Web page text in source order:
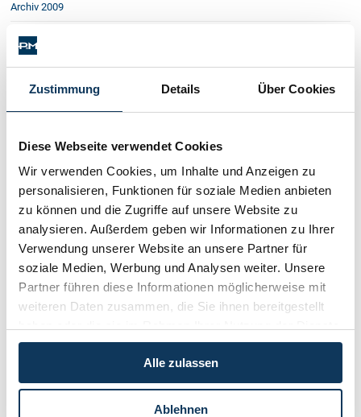
Zustimmung Details Über Cookies
Diese Webseite verwendet Cookies
Wir verwenden Cookies, um Inhalte und Anzeigen zu
personalisieren, Funktionen für soziale Medien anbieten
zu können und die Zugriffe auf unsere Website zu
analysieren. Außerdem geben wir Informationen zu Ihrer
Verwendung unserer Website an unsere Partner für
soziale Medien, Werbung und Analysen weiter. Unsere
Partner führen diese Informationen möglicherweise mit
weiteren Daten zusammen, die Sie ihnen bereitgestellt
gesammelt haben.
Alle zulassen
Ablehnen
Archiv 2009
Archiv 2008
Haftung bei Glatteisunfällen
Alkohol & Arbeit
Wer Leihpersonal beschäftigt, kann
Haftung bei Arbeitsunfällen
Stiftung und Pflichtteil
ÖAMTC haftet nicht für Test
EURO-Match der Anwälte
Auslandskonten und Bankgeheimnis
Schadenersatz wegen Eintrag in
Funksignal als Schlüssel: Versicherung
Haftung im Skiverbund
Elektronisches Urkunden-Archiv
Auslandsunfall & Schadenersatz
Grundbuchsschutz für Pachtverträge